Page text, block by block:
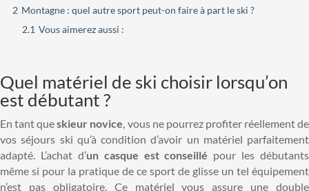
2 Montagne : quel autre sport peut-on faire à part le ski ?
2.1 Vous aimerez aussi :
Quel matériel de ski choisir lorsqu’on
est débutant ?
En tant queskieur novice, vous ne pourrez profiter réellement de
vos séjours ski qu’à condition d’avoir un matériel parfaitement
adapté. L’achat d’un casque est conseillé pour les débutants
même si pour la pratique de ce sport de glisse un tel équipement
n’est pas obligatoire. Ce matériel vous assure une double